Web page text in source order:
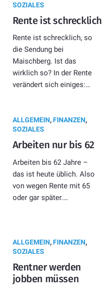
SOZIALES
Rente ist schrecklich
Rente ist schrecklich, so
die Sendung bei
Maischberg. Ist das
wirklich so? In der Rente
verändert sich einiges:…
ALLGEMEIN,FINANZEN,
SOZIALES
Arbeiten nur bis 62
Arbeiten bis 62 Jahre –
das ist heute üblich. Also
von wegen Rente mit 65
oder gar später.…
ALLGEMEIN,FINANZEN,
SOZIALES
Rentner werden
jobben müssen